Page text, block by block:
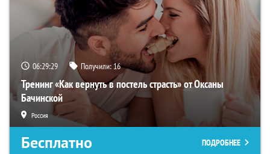
06:29:28 Получили:16
Тренинг «Как вернуть в постель страсть» от Оксаны
Бачинской
Россия
Бесплатно ПОДРОБНЕЕ